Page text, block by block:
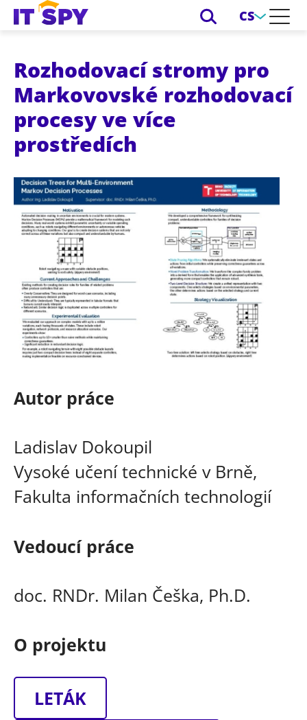
CS
Rozhodovací stromy pro
Markovovské rozhodovací
procesy ve více
prostředích
Autor práce
Ladislav Dokoupil
Vysoké učení technické v Brně,
Fakulta informačních technologií
Vedoucí práce
doc. RNDr. Milan Češka, Ph.D.
O projektu
LETÁK